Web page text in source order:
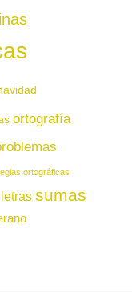
ortografía
ortográficas
sumas